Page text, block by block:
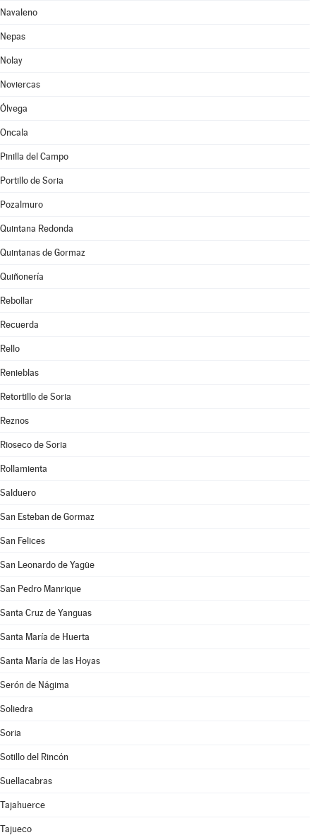
Navaleno
Nepas
Nolay
Noviercas
Ólvega
Oncala
Pinilla del Campo
Portillo de Soria
Pozalmuro
Quintana Redonda
Quintanas de Gormaz
Quiñonería
Rebollar
Recuerda
Rello
Renieblas
Retortillo de Soria
Reznos
Rioseco de Soria
Rollamienta
Salduero
San Esteban de Gormaz
San Felices
San Leonardo de Yagüe
San Pedro Manrique
Santa Cruz de Yanguas
Santa María de Huerta
Santa María de las Hoyas
Serón de Nágima
Soliedra
Soria
Sotillo del Rincón
Suellacabras
Tajahuerce
Tajueco